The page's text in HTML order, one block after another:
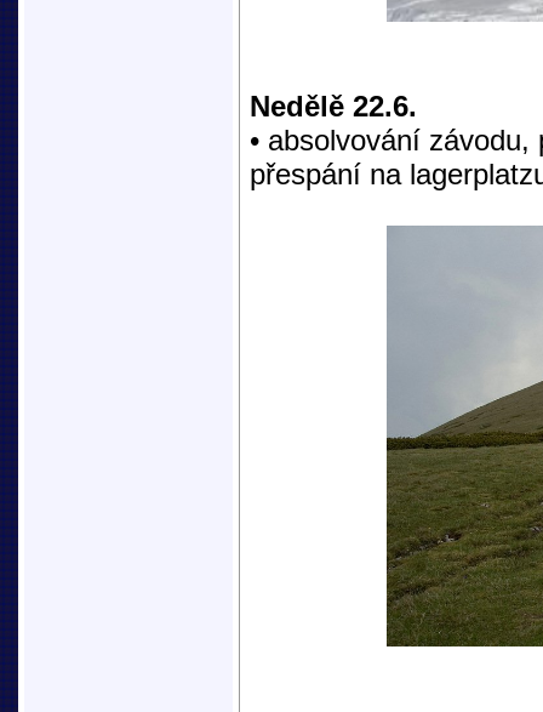
Nedělě 22.6.
• absolvování
přespání na